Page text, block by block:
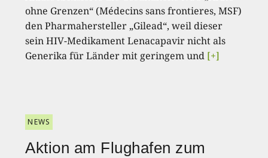
ohne Grenzen“ (Médecins sans frontieres, MSF)
den Pharmahersteller „Gilead“, weil dieser
sein HIV-Medikament Lenacapavir nicht als
Generika für Länder mit geringem und [+]
NEWS
Aktion am Flughafen zum